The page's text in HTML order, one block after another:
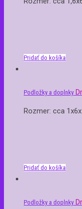
Pridať do košíka
Podložky a doplnky
Rozmer: cca
Pridať do košíka
Podložky a doplnky